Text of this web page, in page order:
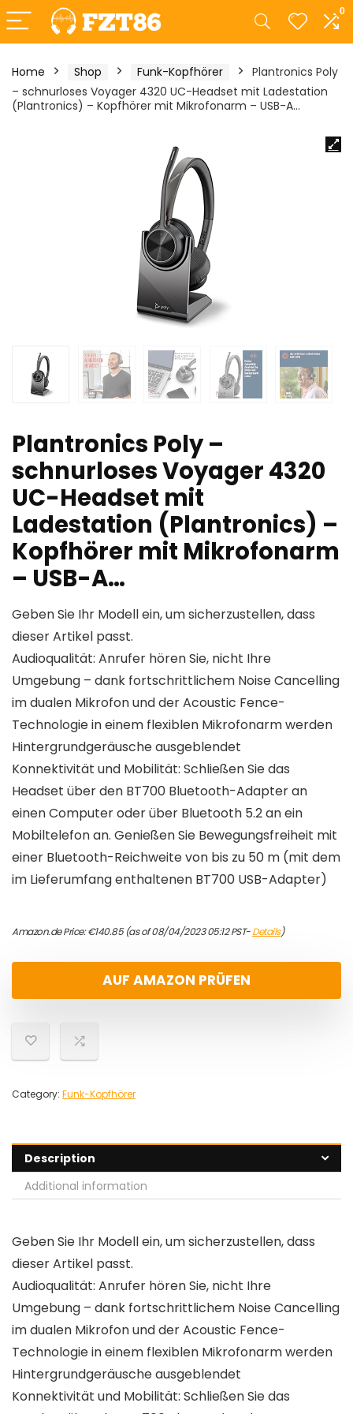
0
Home Shop Funk-Kopfhörer
Plantronics Poly
– schnurloses Voyager 4320 UC-Headset mit Ladestation
(Plantronics) – Kopfhörer mit Mikrofonarm – USB-A…
Plantronics Poly –
schnurloses Voyager 4320
UC-Headset mit
Ladestation (Plantronics) –
Kopfhörer mit Mikrofonarm
– USB-A…
Geben Sie Ihr Modell ein, um sicherzustellen, dass
dieser Artikel passt.
Audioqualität: Anrufer hören Sie, nicht Ihre
Umgebung – dank fortschrittlichem Noise Cancelling
im dualen Mikrofon und der Acoustic Fence-
Technologie in einem flexiblen Mikrofonarm werden
Hintergrundgeräusche ausgeblendet
Konnektivität und Mobilität: Schließen Sie das
Headset über den BT700 Bluetooth-Adapter an
einen Computer oder über Bluetooth 5.2 an ein
Mobiltelefon an. Genießen Sie Bewegungsfreiheit mit
einer Bluetooth-Reichweite von bis zu 50 m (mit dem
im Lieferumfang enthaltenen BT700 USB-Adapter)
Amazon.de Price:€140.85(as of 08/04/2023 05:12 PST-Details)
AUF AMAZON PRÜFEN
Category: Funk-Kopfhörer
Description
Additional information
Geben Sie Ihr Modell ein, um sicherzustellen, dass
dieser Artikel passt.
Audioqualität: Anrufer hören Sie, nicht Ihre
Umgebung – dank fortschrittlichem Noise Cancelling
im dualen Mikrofon und der Acoustic Fence-
Technologie in einem flexiblen Mikrofonarm werden
Hintergrundgeräusche ausgeblendet
Konnektivität und Mobilität: Schließen Sie das